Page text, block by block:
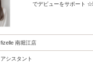
でデビューをサポート
fizelle 南堀江店
アシスタント